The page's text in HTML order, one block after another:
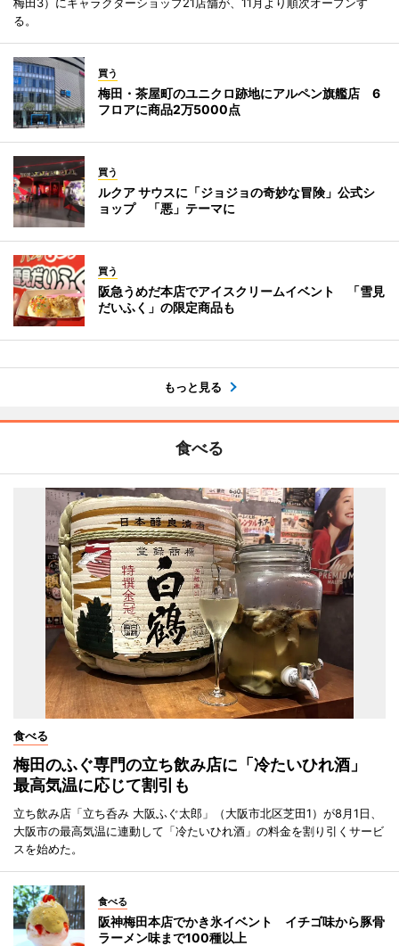
る。
買う
梅田・茶屋町のユニクロ跡地にアルペン旗艦店 6
フロアに商品2万5000点
買う
ルクア サウスに「ジョジョの奇妙な冒険」公式シ
ョップ 「悪」テーマに
買う
阪急うめだ本店でアイスクリームイベント 「雪見
だいふく」の限定商品も
もっと見る
食べる
食べる
梅田のふぐ専門の立ち飲み店に「冷たいひれ酒」
最高気温に応じて割引も
立ち飲み店「立ち呑み 大阪ふぐ太郎」（大阪市北区芝田1）が8月1日、
大阪市の最高気温に連動して「冷たいひれ酒」の料金を割り引くサービ
スを始めた。
食べる
阪神梅田本店でかき氷イベント イチゴ味から豚骨
ラーメン味まで100種以上